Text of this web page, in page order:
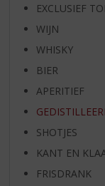
EXCLUSIEF
WIJN
WHISKY
BIER
APERITIEF
SHOTJES
KANT EN
FRISDRANK